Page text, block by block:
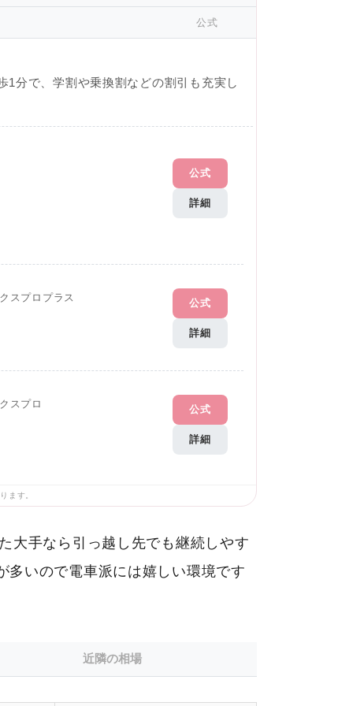
公式
分で、学割や乗換割などの割引も充実し
公式
詳細
スプロプラス 公式
詳細
スプロ 公式
詳細
ます。
大手なら引っ越し先でも継続しやす
多いので電車派には嬉しい環境です
近隣の相場